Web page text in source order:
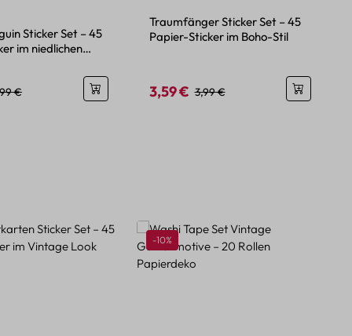
Bewertung von 5 von 5 Sternen
Sticker Set – 45
im niedlichen
Preis:
€
Traumfänger Sticker Set – 45
Papier-Sticker im Boho-Stil
Verkaufspreis:
3,59 € Regulärer Preis:
3,99 €
Rabatt
-10%